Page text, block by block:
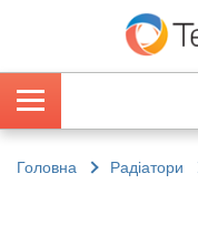
Головна Радіатори